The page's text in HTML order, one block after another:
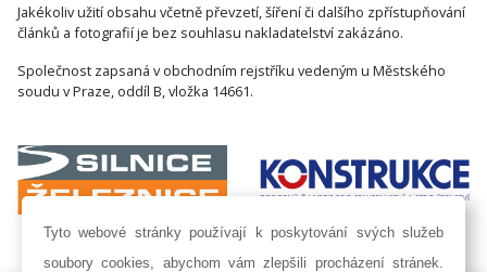
Jakékoliv užití obsahu včetně převzetí, šíření či dalšího zpřístupňování
článků a fotografií je bez souhlasu nakladatelství zakázáno.
Společnost zapsaná v obchodním rejstříku vedeným u Městského
soudu v Praze, oddíl B, vložka 14661.
Tyto webové stránky používají k poskytování svých služeb
soubory cookies, abychom vám zlepšili procházení stránek.